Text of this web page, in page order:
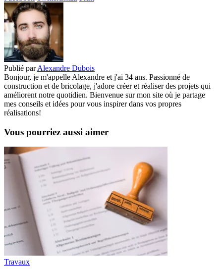
Publié par Alexandre Dubois
Bonjour, je m'appelle Alexandre et j'ai 34 ans. Passionné de
construction et de bricolage, j'adore créer et réaliser des projets qui
améliorent notre quotidien. Bienvenue sur mon site où je partage
mes conseils et idées pour vous inspirer dans vos propres
réalisations!
Vous pourriez aussi aimer
Travaux